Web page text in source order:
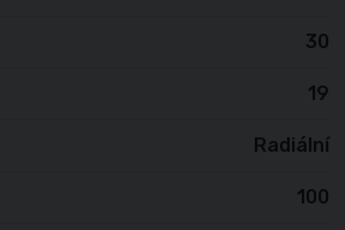
30
19
Radiální
100